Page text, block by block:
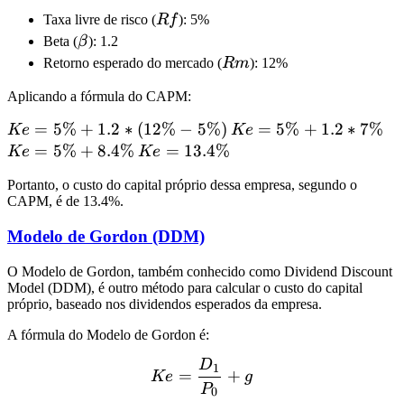
Taxa livre de risco (Rf
Rf): 5%
Beta (\beta
β): 1.2
Retorno esperado do mercado (Rm
Rm): 12%
Aplicando a fórmula do CAPM:
Ke =
5\%
*
(12\%
-
Ke = 5% + 1.2 ∗ (12% − 5%) Ke
+
Ke = 5% + 1.2 ∗ 7%
Ke = 5% + 8.4% Ke =
Ke = 13.4%
Portanto, o custo do capital próprio dessa empresa, segundo o
CAPM, é de 13.4%.
Modelo de Gordon (DDM)
O Modelo de Gordon, também conhecido como Dividend Discount
Model (DDM), é outro método para calcular o custo do capital
próprio, baseado nos dividendos esperados da empresa.
A fórmula do Modelo de Gordon é:
Ke = \frac{D_1}{P_0} +
Ke =
P0
D1 + g